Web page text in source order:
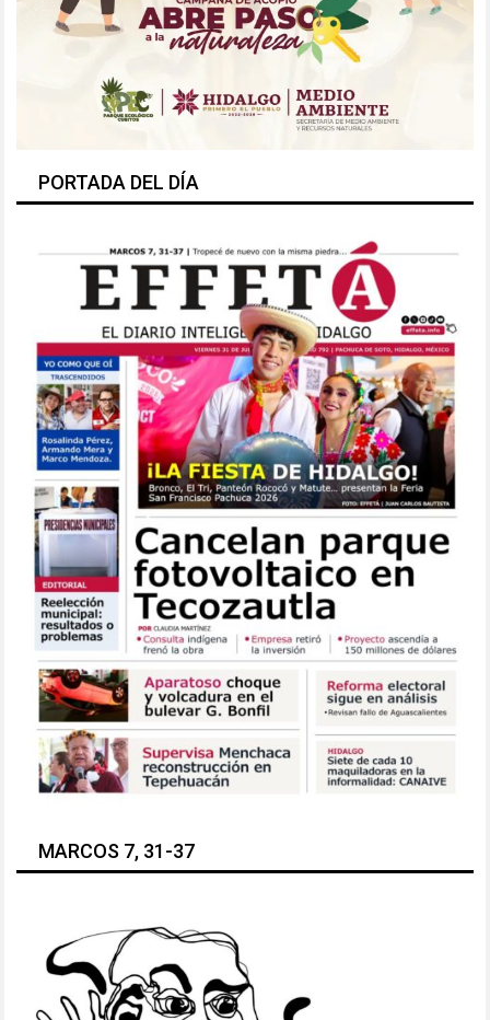
PORTADA DEL DÍA
MARCOS 7, 31-37